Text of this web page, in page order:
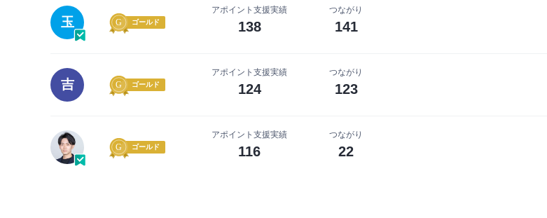
玉 ゴールド
アポイント支援実績
138
つながり
141
吉 ゴールド
アポイント支援実績
124
つながり
123
ゴールド
アポイント支援実績
116
つながり
22